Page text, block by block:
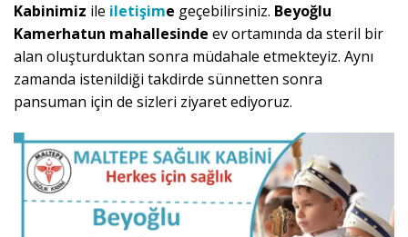
Kabinimiz ile iletişime geçebilirsiniz. Beyoğlu
Kamerhatun mahallesinde ev ortamında da steril bir
alan oluşturduktan sonra müdahale etmekteyiz. Aynı
zamanda istenildiği takdirde sünnetten sonra
pansuman için de sizleri ziyaret ediyoruz.